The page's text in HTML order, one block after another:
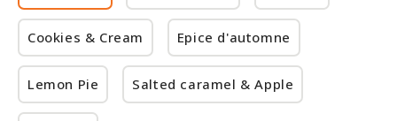
Cookies & Cream Epice d'automne
Lemon Pie Salted caramel & Apple
Rabais